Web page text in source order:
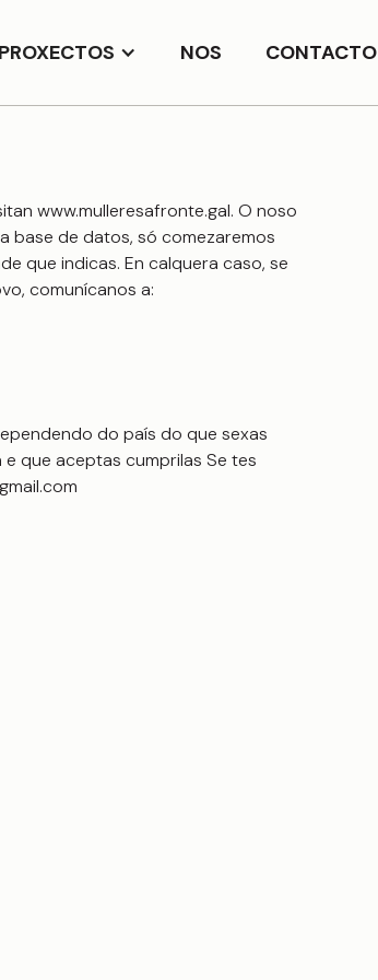
PROXECTOS NOS CONTACTO
www.mulleresafronte.gal. O noso
de datos, só comezaremos
que indicas. En calquera caso, se
comunícanos a:
do país do que sexas
que aceptas cumprilas Se tes